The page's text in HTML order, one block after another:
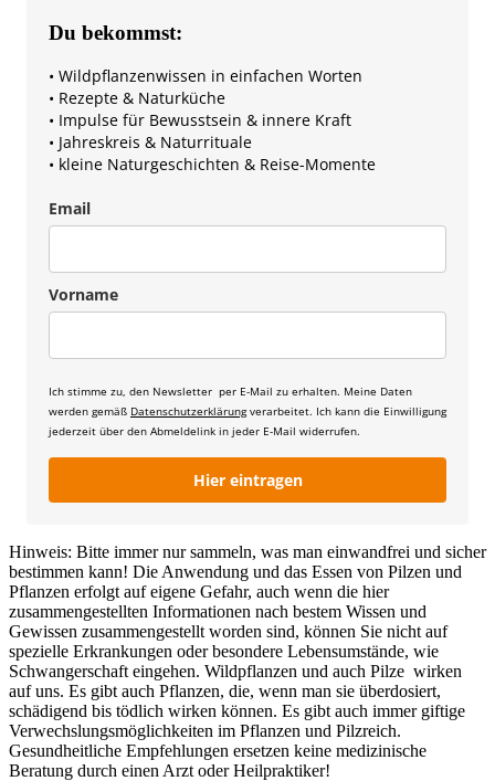
Du bekommst:
• Wildpflanzenwissen in einfachen Worten
• Rezepte & Naturküche
• Impulse für Bewusstsein & innere Kraft
• Jahreskreis & Naturrituale
• kleine Naturgeschichten & Reise-Momente
Email
Vorname
Ich stimme zu, den Newsletter per E-Mail zu erhalten. Meine Daten
werden gemäß Datenschutzerklärungverarbeitet. Ich kann die Einwilligung
jederzeit über den Abmeldelink in jeder E-Mail widerrufen.
Hier eintragen
Hinweis: Bitte immer nur sammeln, was man einwandfrei und sicher
bestimmen kann! Die Anwendung und das Essen von Pilzen und
Pflanzen erfolgt auf eigene Gefahr, auch wenn die hier
zusammengestellten Informationen nach bestem Wissen und
Gewissen zusammengestellt worden sind, können Sie nicht auf
spezielle Erkrankungen oder besondere Lebensumstände, wie
Schwangerschaft eingehen. Wildpflanzen und auch Pilze wirken
auf uns. Es gibt auch Pflanzen, die, wenn man sie überdosiert,
schädigend bis tödlich wirken können. Es gibt auch immer giftige
Verwechslungsmöglichkeiten im Pflanzen und Pilzreich.
Gesundheitliche Empfehlungen ersetzen keine medizinische
Beratung durch einen Arzt oder Heilpraktiker!